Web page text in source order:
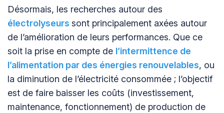
Désormais, les recherches autour des
électrolyseurs sont principalement axées autour
de l’amélioration de leurs performances. Que ce
soit la prise en compte de l’intermittence de
l’alimentation par des énergies renouvelables, ou
la diminution de l’électricité consommée ; l’objectif
est de faire baisser les coûts (investissement,
maintenance, fonctionnement) de production de